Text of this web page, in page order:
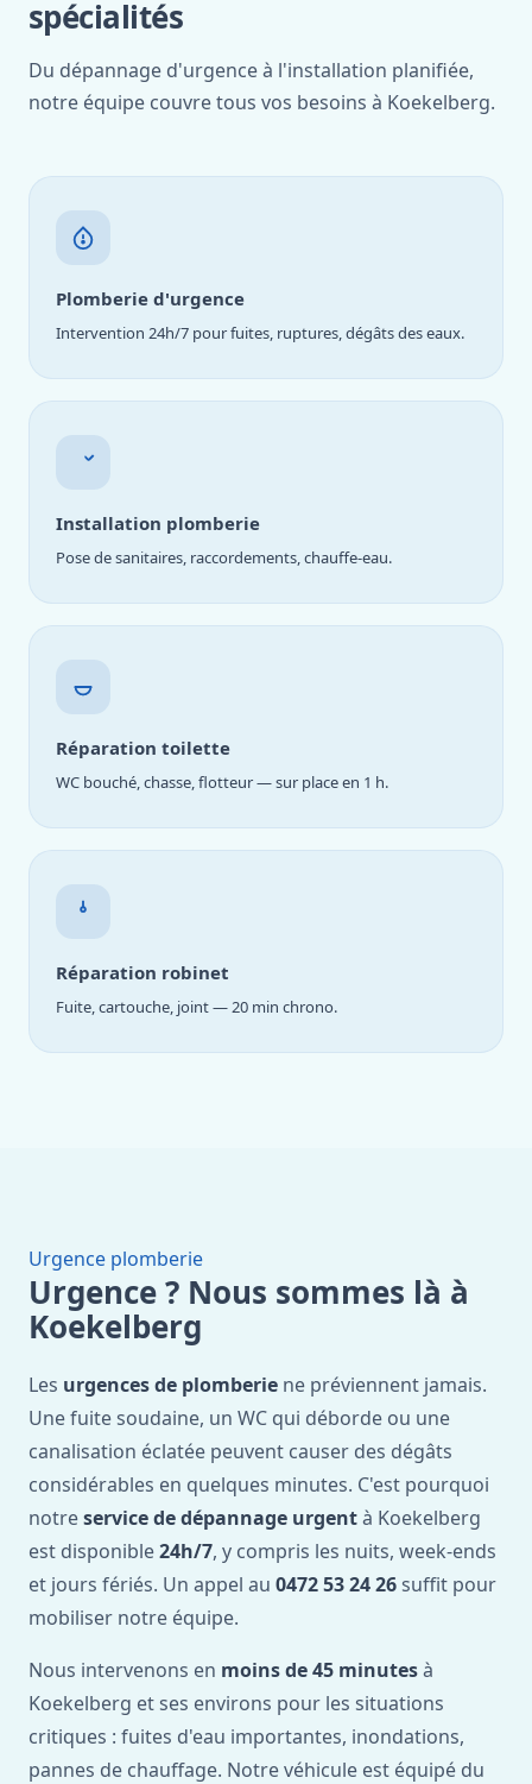
spécialités
Du dépannage d'urgence à l'installation planifiée,
notre équipe couvre tous vos besoins à Koekelberg.
Plomberie d'urgence
Intervention 24h/7 pour fuites, ruptures, dégâts des eaux.
Installation plomberie
Pose de sanitaires, raccordements, chauffe-eau.
Réparation toilette
WC bouché, chasse, flotteur — sur place en 1 h.
Réparation robinet
Fuite, cartouche, joint — 20 min chrono.
Urgence plomberie
Urgence ? Nous sommes là à
Koekelberg
Les urgences de plomberie ne préviennent jamais.
Une fuite soudaine, un WC qui déborde ou une
canalisation éclatée peuvent causer des dégâts
considérables en quelques minutes. C'est pourquoi
notreservice de dépannage urgentà Koekelberg
est disponible24h/7, y compris les nuits, week-ends
et jours fériés. Un appel au 0472 53 24 26 suffit pour
mobiliser notre équipe.
Nous intervenons en moins de 45 minutesà
Koekelberg et ses environs pour les situations
critiques : fuites d'eau importantes, inondations,
pannes de chauffage. Notre véhicule est équipé du